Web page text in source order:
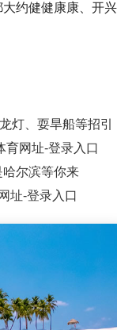
约健健康康、开兴
灯、耍旱船等招引
育网址-登录入口
哈尔滨等你来
址-登录入口